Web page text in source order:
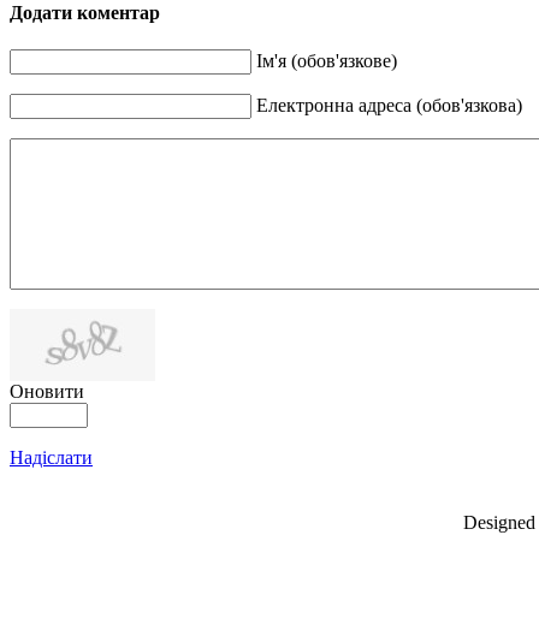
Додати коментар
Ім'я (обов'язкове)
Електронна адреса (обов'язкова)
Оновити
Надіслати